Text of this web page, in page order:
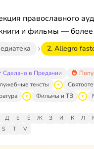
православного
и фильмы —
2. Allegro
Сделано в Предании
тексты
Фильмы и ТВ
Д Е Ё Ж З И К Л
S T V